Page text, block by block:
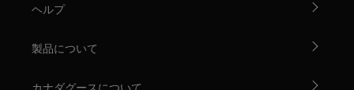
ヘルプ
製品について